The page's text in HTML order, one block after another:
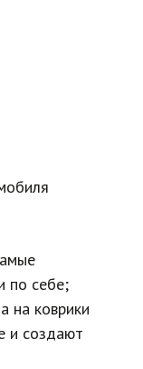
по себе;
на коврики
и создают